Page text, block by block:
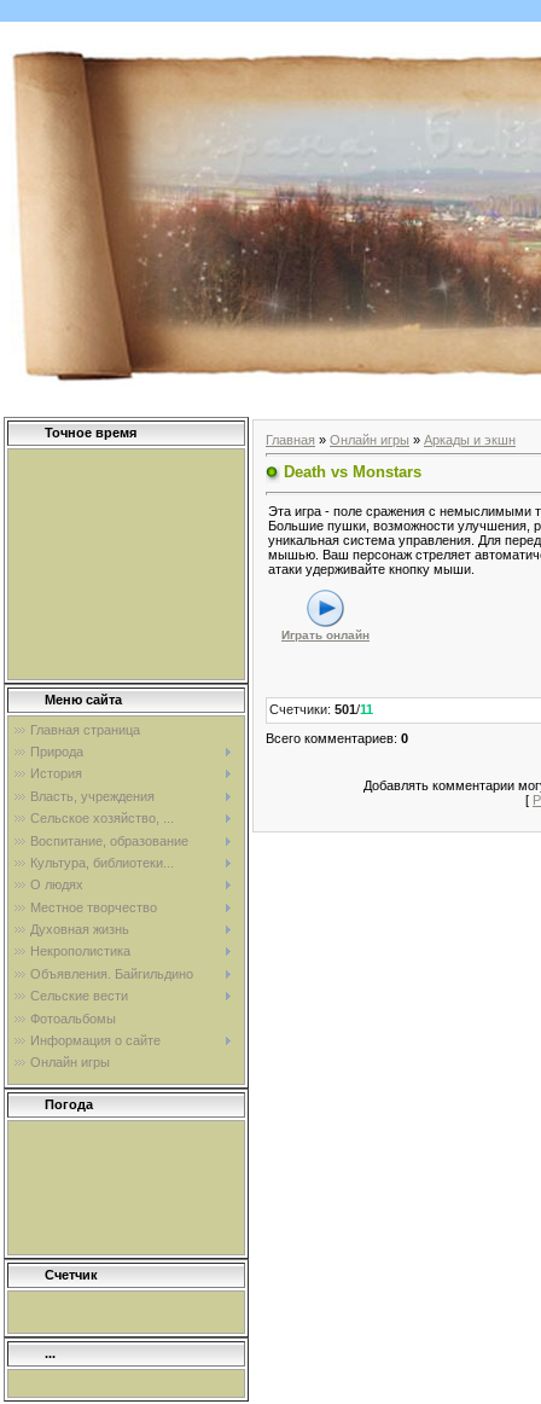
Точное время
Меню сайта
Главная страница
Природа
История
Власть, учреждения
Сельское хозяйство, ...
Воспитание, образование
Культура, библиотеки...
О людях
Местное творчество
Духовная жизнь
Некрополистика
Объявления. Байгильдино
Сельские вести
Фотоальбомы
Информация о сайте
Онлайн игры
Погода
Счетчик
...
Главная » Онлайн игры » Аркады и экшн
Death vs Monstars
Эта игра - поле сражения с немыслимыми
Большие пушки, возможности улучшения,
уникальная система управления. Для
мышью. Ваш персонаж стреляет
атаки удерживайте кнопку мыши.
Играть онлайн
Счетчики: 501/11
Всего комментариев: 0
Добавлять комментарии
[